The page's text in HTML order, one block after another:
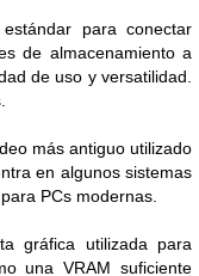
para conectar
de almacenamiento a
de uso y versatilidad.
más antiguo utilizado
en algunos sistemas
PCs modernas.
gráfica utilizada para
una VRAM suficiente
de PC
domina la jerga de las